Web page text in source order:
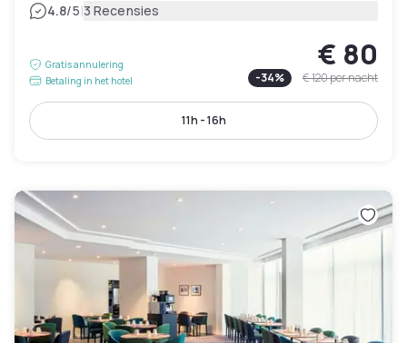
4.8/5|3 Recensies
Gratis annulering
Betaling in het hotel
€ 80
-34% € 120per nacht
11h - 16h